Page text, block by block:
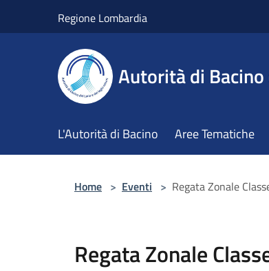
Regione Lombardia
Autorità di
L'Autorità di Bacino Aree Tematiche
Home > Eventi > Regata Zonale
Regata Zonale